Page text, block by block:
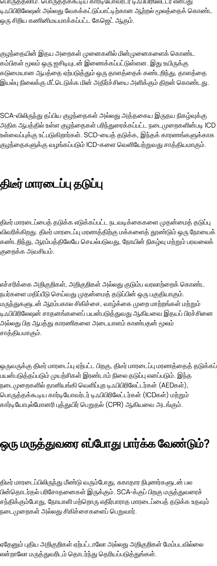
டிஃபிபிரிலேஷன் அல்லது வேகக்கட்டுப்பாட்டிற்கான ஆற்றல் மூலத்தைக் கொண்ட
ஒரு சிறிய கணினிமயமாக்கப்பட்ட கேஜெட் ஆகும்.
குழந்தையின் இதய அறைகள் முனைகளில் மின்முனைகளைக் கொண்ட
கம்பிகள் மூலம் ஒரு ஐசிடியுடன் இணைக்கப்பட்டுள்ளன. இது உயிருக்கு
கடுமையான ஆபத்தை ஏற்படுத்தும் ஒரு தாளத்தைக் கண்டறிந்து, தாளத்தை
இயல்பு நிலைக்கு மீட்டெடுக்க மின் அதிர்ச்சியை அளிக்கும் திறன் கொண்டது.
SCA-விலிருந்து தப்பிய குழந்தைகள் அல்லது அத்தகைய இருதய நிகழ்வுக்கு
அதிக ஆபத்தில் உள்ள குழந்தைகள் பரிந்துரைக்கப்பட்ட நடைமுறைகளின்படி ICD
உள்வைப்புக்கு உட்படுகிறார்கள். SCD-யைத் தடுக்க, இந்தக் காரணங்களுக்காக
குழந்தைகளுக்கு வழங்கப்படும் ICD-களை வெளியேற்றுவது சாத்தியமாகும்.
திடீர் மாரடைப்பு தடுப்பு
திடீர் மாரடைப்பைத் தடுக்க எடுக்கப்பட்ட நடவடிக்கைகளை முதன்மைத் தடுப்பு
விவரிக்கிறது. திடீர் மாரடைப்பு மரணத்திற்கு மக்களைத் தூண்டும் ஒரு நோயைக்
கண்டறிந்து, ஆரம்பத்திலேயே செயல்படுவது, நோயின் நிகழ்வு மற்றும் பரவலைக்
குறைக்க அவசியம்.
எச்சரிக்கை அறிகுறிகள், அறிகுறிகள் அல்லது குடும்ப வரலாற்றைக் கொண்ட
நபர்களை மதிப்பீடு செய்வது முதன்மைத் தடுப்பின் ஒரு பகுதியாகும்.
மருந்துகளுடன் ஆரம்பகால சிகிச்சை, வாழ்க்கை முறை மாற்றங்கள் மற்றும்
டிஃபிபிரிலேஷன் சாதனங்களைப் பயன்படுத்துவது ஆகியவை இதயப் பிரச்சினை
அல்லது பிற ஆபத்து காரணிகளை அடையாளம் காண்பதன் மூலம்
சாத்தியமாகும்.
ஒருவருக்கு திடீர் மாரடைப்பு ஏற்பட்ட பிறகு, திடீர் மாரடைப்பு மரணத்தைத் தடுக்கப்
பயன்படுத்தப்படும் முயற்சிகள் இரண்டாம் நிலை தடுப்பு எனப்படும். இந்த
நடைமுறைகளில் தானியங்கி வெளிப்புற டிஃபிபிரிலேட்டர்கள் (AEDகள்),
பொருத்தக்கூடிய கார்டியோவர்டர் டிஃபிபிரிலேட்டர்கள் (ICDகள்) மற்றும்
கார்டியோபுல்மோனரி புத்துயிர் பெறுதல் (CPR) ஆகியவை அடங்கும்.
ஒரு மருத்துவரை எப்போது பார்க்க வேண்டும்?
திடீர் மாரடைப்பிலிருந்து மீண்டு வரும்போது, சுகாதார நிபுணர்களுடன் பல
பின்தொடர்தல் பரிசோதனைகள் இருக்கும். SCA-க்குப் பிறகு மருத்துவரைச்
சந்திக்கும்போது, நோயாளி மற்றொரு எதிர்பாராத மாரடைப்பைத் தடுக்க உதவும்
நடைமுறைகள் அல்லது சிகிச்சைகளைப் பெறுவார்.
ஏதேனும் புதிய அறிகுறிகள் ஏற்பட்டாலோ அல்லது அறிகுறிகள் மேம்படவில்லை
என்றாலோ மருத்துவரிடம் தொடர்ந்து தெரியப்படுத்துங்கள்.